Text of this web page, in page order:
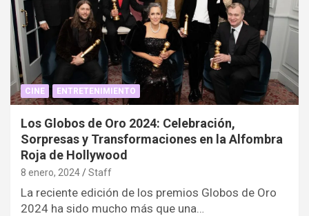
CINE ENTRETENIMIENTO
Los Globos de Oro 2024: Celebración,
Sorpresas y Transformaciones en la Alfombra
Roja de Hollywood
8 enero, 2024 Staff
La reciente edición de los premios Globos de Oro
2024 ha sido mucho más que una…